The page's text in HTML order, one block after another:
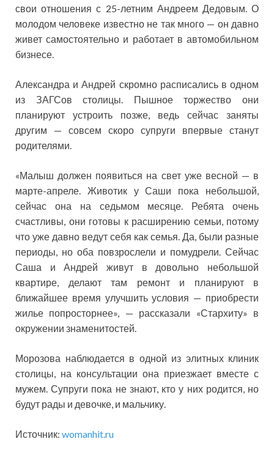
свои отношения с 25-летним Андреем Дедовым. О
молодом человеке известно не так много — он давно
живет самостоятельно и работает в автомобильном
бизнесе.
Александра и Андрей скромно расписались в одном
из ЗАГСов столицы. Пышное торжество они
планируют устроить позже, ведь сейчас заняты
другим — совсем скоро супруги впервые станут
родителями.
«Малыш должен появиться на свет уже весной — в
марте-апреле. Животик у Саши пока небольшой,
сейчас она на седьмом месяце. Ребята очень
счастливы, они готовы к расширению семьи, потому
что уже давно ведут себя как семья. Да, были разные
периоды, но оба повзрослели и помудрели. Сейчас
Саша и Андрей живут в довольно небольшой
квартире, делают там ремонт и планируют в
ближайшее время улучшить условия — приобрести
жилье попросторнее», — рассказали «Стархиту» в
окружении знаменитостей.
Морозова наблюдается в одной из элитных клиник
столицы, на консультации она приезжает вместе с
мужем. Супруги пока не знают, кто у них родится, но
будут рады и девочке, и мальчику.
Источник: womanhit.ru